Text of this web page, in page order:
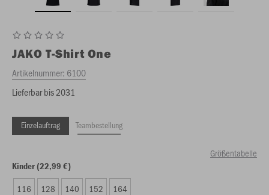
JAKO T-Shirt One
Artikelnummer: 6100
Lieferbar bis 2031
Einzelauftrag Teambestellung
Größentabelle
Kinder (22,99 €)
116 128 140 152 164